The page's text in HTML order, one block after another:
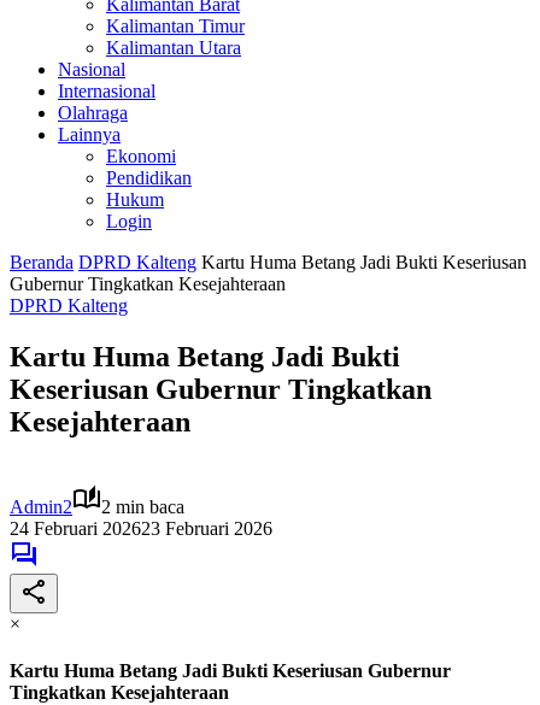
Kalimantan Barat
Kalimantan Timur
Kalimantan Utara
Nasional
Internasional
Olahraga
Lainnya
Ekonomi
Pendidikan
Hukum
Login
Beranda DPRD Kalteng Kartu Huma Betang Jadi Bukti Keseriusan
Gubernur Tingkatkan Kesejahteraan
DPRD Kalteng
Kartu Huma Betang Jadi Bukti
Keseriusan Gubernur Tingkatkan
Kesejahteraan
Admin2
2 min baca
24 Februari 202623 Februari 2026
×
Kartu Huma Betang Jadi Bukti Keseriusan Gubernur
Tingkatkan Kesejahteraan